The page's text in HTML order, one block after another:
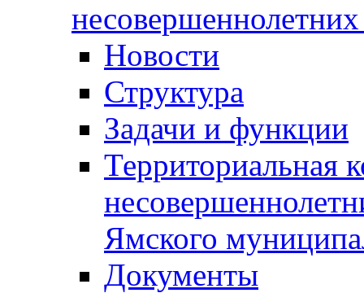
Новости
Структура
Задачи и функции
Территориальная
Ямского
Документы